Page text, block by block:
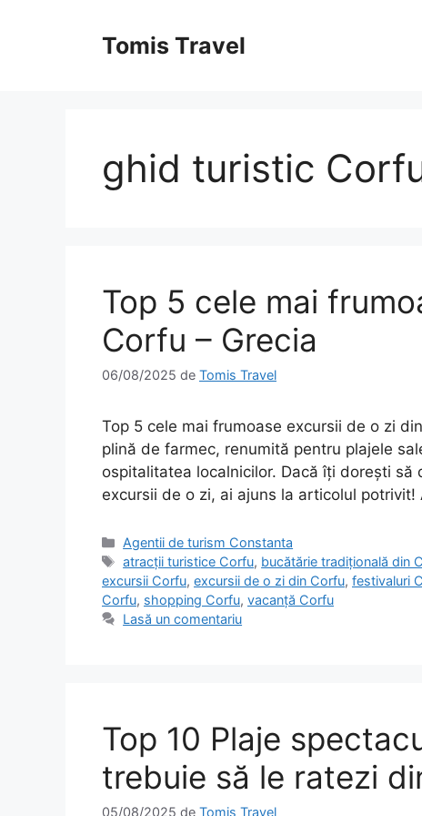
Tomis Travel
ghid turistic
Top 5 cele mai
Corfu – Grecia
06/08/2025 de Tomis Travel
Top 5 cele mai frumoase excursii de o zi
plină de farmec, renumită pentru plajele
ospitalitatea localnicilor. Dacă îți dorești
excursii de o zi, ai ajuns la articolul
Categorii
Agentii de turism Constanta
Etichete
atracții turistice Corfu, bucătărie tradițională din
excursii Corfu, excursii de o zi din Corfu, festivaluri
Corfu, shopping Corfu, vacanță Corfu
Lasă un comentariu
Top 10 Plaje
trebuie să le ratezi
05/08/2025 de Tomis Travel